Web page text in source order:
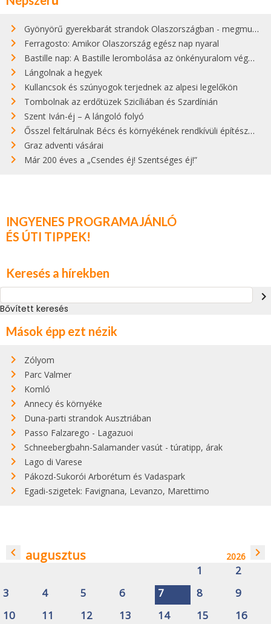
Gyönyörű gyerekbarát strandok Olaszországban - megmutatjuk a 15 legjobbat
Ferragosto: Amikor Olaszország egész nap nyaral
Bastille nap: A Bastille lerombolása az önkényuralom végét jelentette
Lángolnak a hegyek
Kullancsok és szúnyogok terjednek az alpesi legelőkön
Tombolnak az erdőtüzek Szicíliában és Szardínián
Szent Iván-éj – A lángoló folyó
Ősszel feltárulnak Bécs és környékének rendkívüli építészeti kincsei
Graz adventi vásárai
Már 200 éves a „Csendes éj! Szentséges éj!”
INGYENES PROGRAMAJÁNLÓ
ÉS ÚTI TIPPEK!
Keresés a hírekben
navigate_next
Bővített keresés
Mások épp ezt nézik
Zólyom
Parc Valmer
Komló
Annecy és környéke
Duna-parti strandok Ausztriában
Passo Falzarego - Lagazuoi
Schneebergbahn-Salamander vasút - túratipp, árak
Lago di Varese
Pákozd-Sukorói Arborétum és Vadaspark
Egadi-szigetek: Favignana, Levanzo, Marettimo
navigate_before augusztus 2026 navigate_next
1
2
3
4 5 6 7 8
9
10
11 12 13 14 15 16